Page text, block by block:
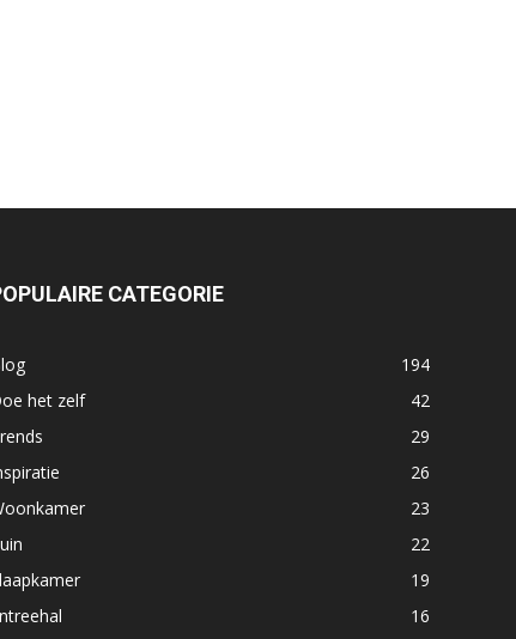
CATEGORIE
194
het zelf
42
29
26
23
22
19
16